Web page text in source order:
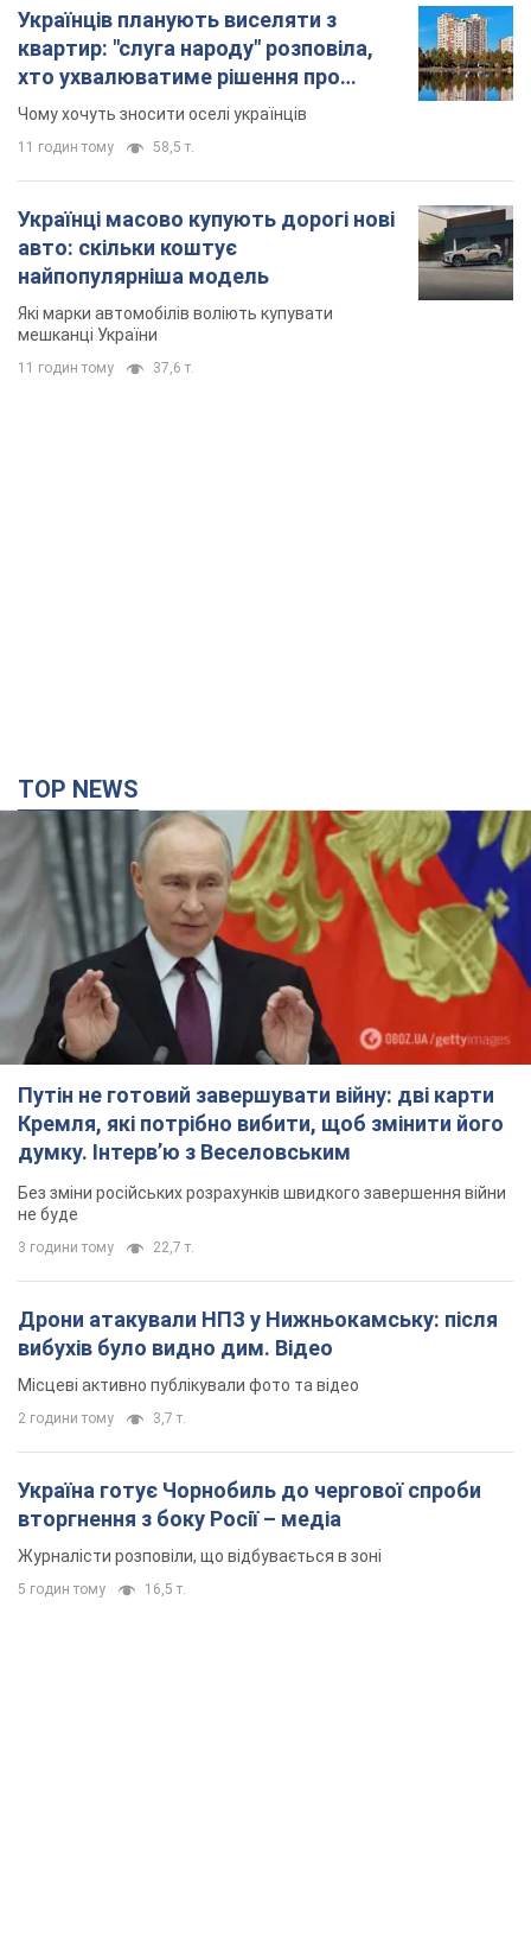
Українців планують виселяти з
квартир: "слуга народу" розповіла,
хто ухвалюватиме рішення про
знесення будинків
Чому хочуть зносити оселі українців
11 годин тому 58,5 т.
Українці масово купують дорогі нові
авто: скільки коштує
найпопулярніша модель
Які марки автомобілів воліють купувати
мешканці України
11 годин тому 37,6 т.
TOP NEWS
Путін не готовий завершувати війну: дві карти
Кремля, які потрібно вибити, щоб змінити його
думку. Інтерв’ю з Веселовським
Без зміни російських розрахунків швидкого завершення війни
не буде
3 години тому 22,7 т.
Дрони атакували НПЗ у Нижньокамську: після
вибухів було видно дим. Відео
Місцеві активно публікували фото та відео
2 години тому 3,7 т.
Україна готує Чорнобиль до чергової спроби
вторгнення з боку Росії – медіа
Журналісти розповіли, що відбувається в зоні
5 годин тому 16,5 т.